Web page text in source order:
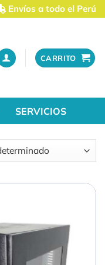
Envíos a todo el Perú
CARRITO
SERVICIOS